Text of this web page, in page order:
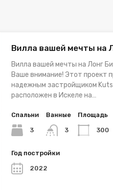
Вилла вашей мечты на
Вилла вашей мечты на Лонг
Ваше внимание! Этот проект
надежным застройщиком
расположен в Искеле на…
Спальни
3
Ванные
3
Площадь
300
Год постройки
2022